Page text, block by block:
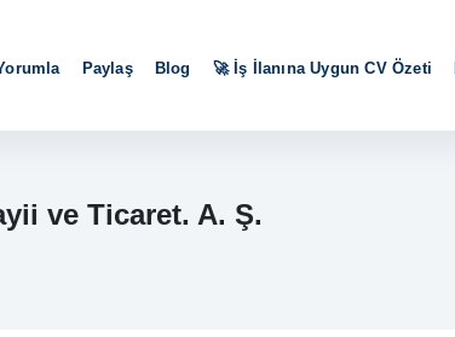
Paylaş Blog 🚀 İş İlanına Uygun CV Özeti
ve Ticaret. A. Ş.